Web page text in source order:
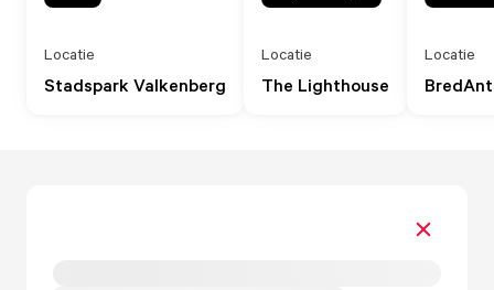
Stadspark Valkenberg
Locatie
The Lighthouse
Locatie Locatie